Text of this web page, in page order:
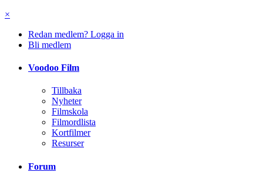
×
Redan medlem? Logga in
Bli medlem
Voodoo Film
Tillbaka
Nyheter
Filmskola
Filmordlista
Kortfilmer
Resurser
Forum